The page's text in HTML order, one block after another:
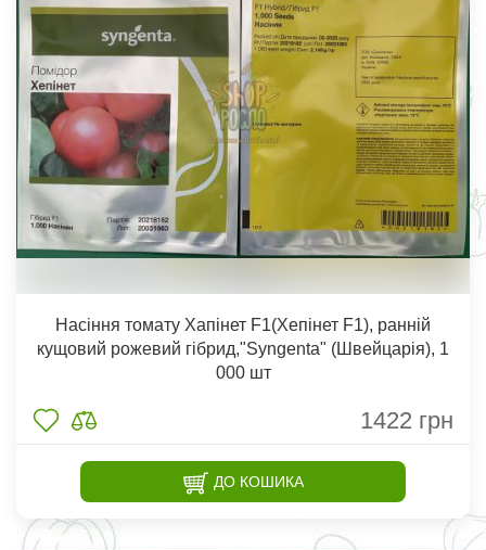
Насіння томату Хапінет F1(Хепінет F1), ранній
кущовий рожевий гібрид,"Syngenta" (Швейцарія), 1
000 шт
1422 грн
ДО КОШИКА